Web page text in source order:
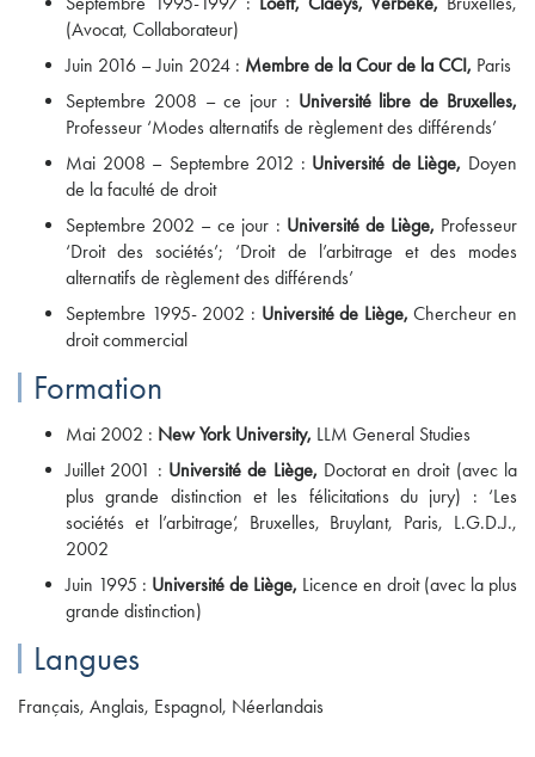
(Avocat, Collaborateur)
Juin 2016 – Juin 2024 : Membre de la Cour de la CCI, Paris
Septembre 2008 – ce jour : Université libre de Bruxelles,
Professeur ‘Modes alternatifs de règlement des différends’
Mai 2008 – Septembre 2012 : Université de Liège, Doyen
de la faculté de droit
Septembre 2002 – ce jour : Université de Liège, Professeur
‘Droit des sociétés’; ‘Droit de l’arbitrage et des modes
alternatifs de règlement des différends’
Septembre 1995- 2002 : Université de Liège, Chercheur en
droit commercial
Formation
Mai 2002 : New York University, LLM General Studies
Juillet 2001 : Université de Liège, Doctorat en droit (avec la
plus grande distinction et les félicitations du jury) : ‘Les
sociétés et l’arbitrage’, Bruxelles, Bruylant, Paris, L.G.D.J.,
2002
Juin 1995 : Université de Liège, Licence en droit (avec la plus
grande distinction)
Langues
Français, Anglais, Espagnol, Néerlandais